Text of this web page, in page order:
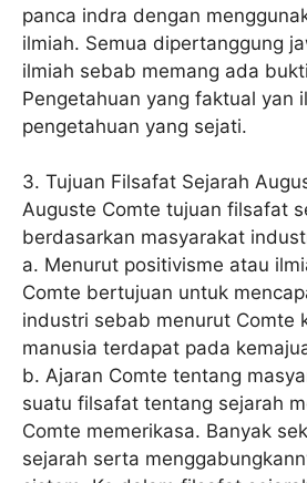
panca indra dengan
ilmiah. Semua dipertanggung
ilmiah sebab memang ada
Pengetahuan yang faktual yan
pengetahuan yang sejati.
3. Tujuan Filsafat Sejarah
Auguste Comte tujuan filsafat
berdasarkan masyarakat
a. Menurut positivisme atau
Comte bertujuan untuk
industri sebab menurut Comte
manusia terdapat pada
b. Ajaran Comte tentang
suatu filsafat tentang sejarah
Comte memerikasa. Banyak
sejarah serta